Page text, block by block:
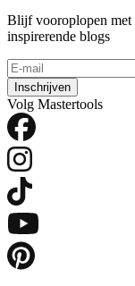
Blijf vooroplopen met
inspirerende blogs
Inschrijven
Volg Mastertools